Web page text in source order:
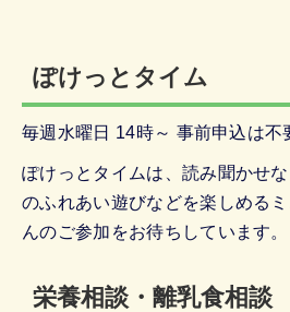
ぽけっとタイム
毎週水曜日 14時～ 事前申込は不
ぽけっとタイムは、読み聞かせ
のふれあい遊びなどを楽しめる
んのご参加をお待ちしています。
栄養相談・離乳食相談